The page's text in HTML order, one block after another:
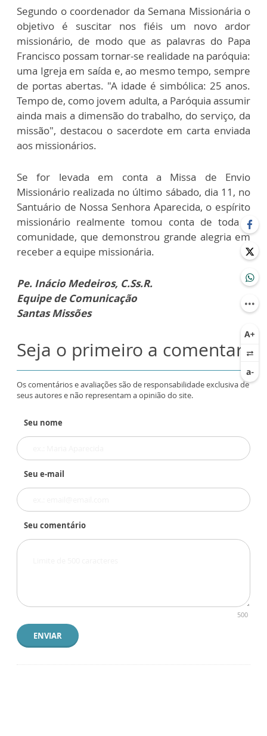
Segundo o coordenador da Semana Missionária o
objetivo é suscitar nos fiéis um novo ardor
missionário, de modo que as palavras do Papa
Francisco possam tornar-se realidade na paróquia:
uma Igreja em saída e, ao mesmo tempo, sempre
de portas abertas. "A idade é simbólica: 25 anos.
Tempo de, como jovem adulta, a Paróquia assumir
ainda mais a dimensão do trabalho, do serviço, da
missão", destacou o sacerdote em carta enviada
aos missionários.
Se for levada em conta a Missa de Envio
Missionário realizada no último sábado, dia 11, no
Santuário de Nossa Senhora Aparecida, o espírito
missionário realmente tomou conta de toda a
comunidade, que demonstrou grande alegria em
receber a equipe missionária.
Pe. Inácio Medeiros, C.Ss.R.
Equipe de Comunicação
Santas Missões
Seja o primeiro a comentar
Os comentários e avaliações são de responsabilidade exclusiva de
seus autores e não representam a opinião do site.
Seu nome
Seu e-mail
Seu comentário
500
ENVIAR